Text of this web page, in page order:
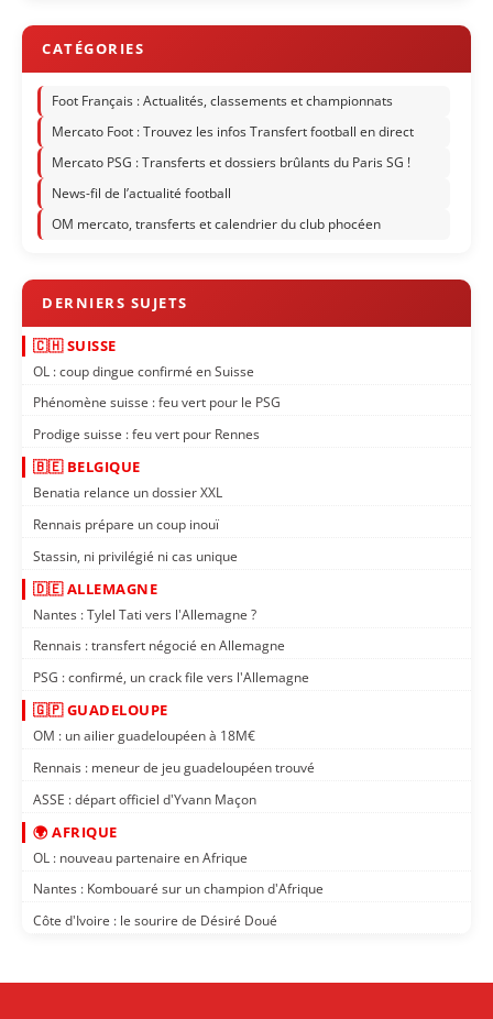
Foot Français : Actualités, classements et championnats
Mercato Foot : Trouvez les infos Transfert football en direct
Mercato PSG : Transferts et dossiers brûlants du Paris SG !
News-fil de l’actualité football
OM mercato, transferts et calendrier du club phocéen
🇨🇭 SUISSE
OL : coup dingue confirmé en Suisse
Phénomène suisse : feu vert pour le PSG
Prodige suisse : feu vert pour Rennes
🇧🇪 BELGIQUE
Benatia relance un dossier XXL
Rennais prépare un coup inouï
Stassin, ni privilégié ni cas unique
🇩🇪 ALLEMAGNE
Nantes : Tylel Tati vers l'Allemagne ?
Rennais : transfert négocié en Allemagne
PSG : confirmé, un crack file vers l'Allemagne
🇬🇵 GUADELOUPE
OM : un ailier guadeloupéen à 18M€
Rennais : meneur de jeu guadeloupéen trouvé
ASSE : départ officiel d'Yvann Maçon
🌍 AFRIQUE
OL : nouveau partenaire en Afrique
Nantes : Kombouaré sur un champion d'Afrique
Côte d'Ivoire : le sourire de Désiré Doué